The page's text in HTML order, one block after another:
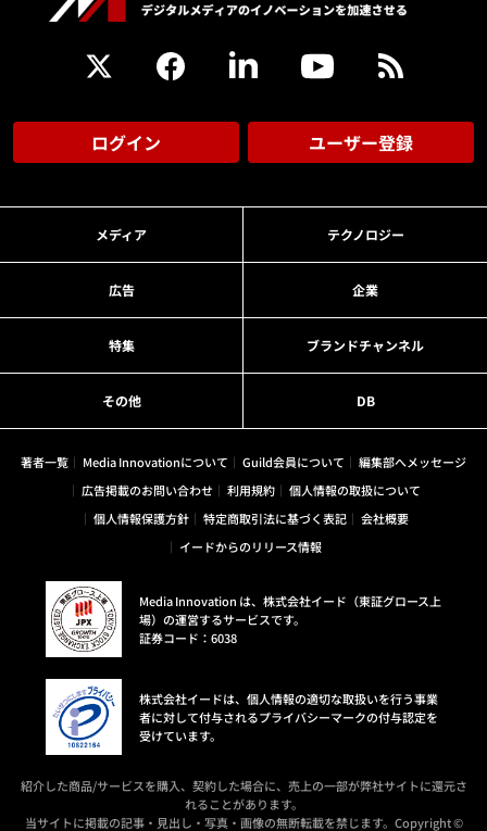
ログイン ユーザー登録
メディア テクノロジー
広告 企業
特集 ブランドチャンネル
その他 DB
著者一覧 Media Innovationについて Guild会員について
編集部へメッセージ
広告掲載のお問い合わせ
利用規約
個人情報の取扱について
個人情報保護方針
特定商取引法に基づく表記
会社概要
イードからのリリース情報
Media Innovation は、株式会社イード（東証グロース上
場）の運営するサービスです。
証券コード：6038
株式会社イードは、個人情報の適切な取扱いを行う事業
者に対して付与されるプライバシーマークの付与認定を
受けています。
紹介した商品/サービスを購入、契約した場合に、売上の一部が弊社サイトに還元さ
れることがあります。
当サイトに掲載の記事・見出し・写真・画像の無断転載を禁じます。Copyright ©